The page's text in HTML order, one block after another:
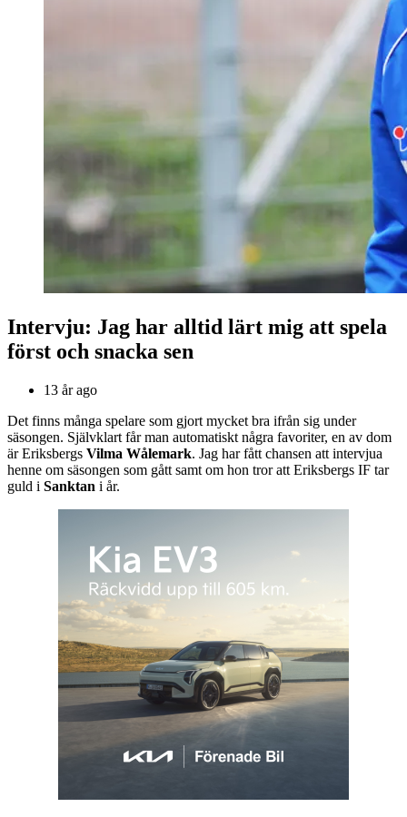
Intervju: Jag har alltid lärt mig att spela
först och snacka sen
13 år ago
Det finns många spelare som gjort mycket bra ifrån sig under
säsongen. Självklart får man automatiskt några favoriter, en av dom
är Eriksbergs Vilma Wålemark. Jag har fått chansen att intervjua
henne om säsongen som gått samt om hon tror att Eriksbergs IF tar
guld i Sanktan i år.